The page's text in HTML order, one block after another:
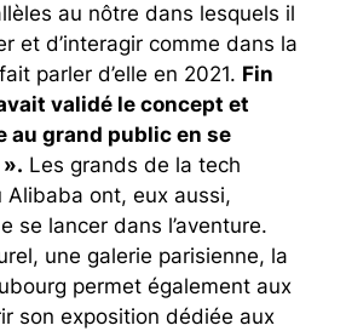
au nôtre dans lesquels il
et d’interagir comme dans la
parler d’elle en 2021. Fin
validé le concept et
au grand public en se
Les grands de la tech
ont, eux aussi,
se lancer dans l’aventure.
une galerie parisienne, la
permet également aux
son exposition dédiée aux